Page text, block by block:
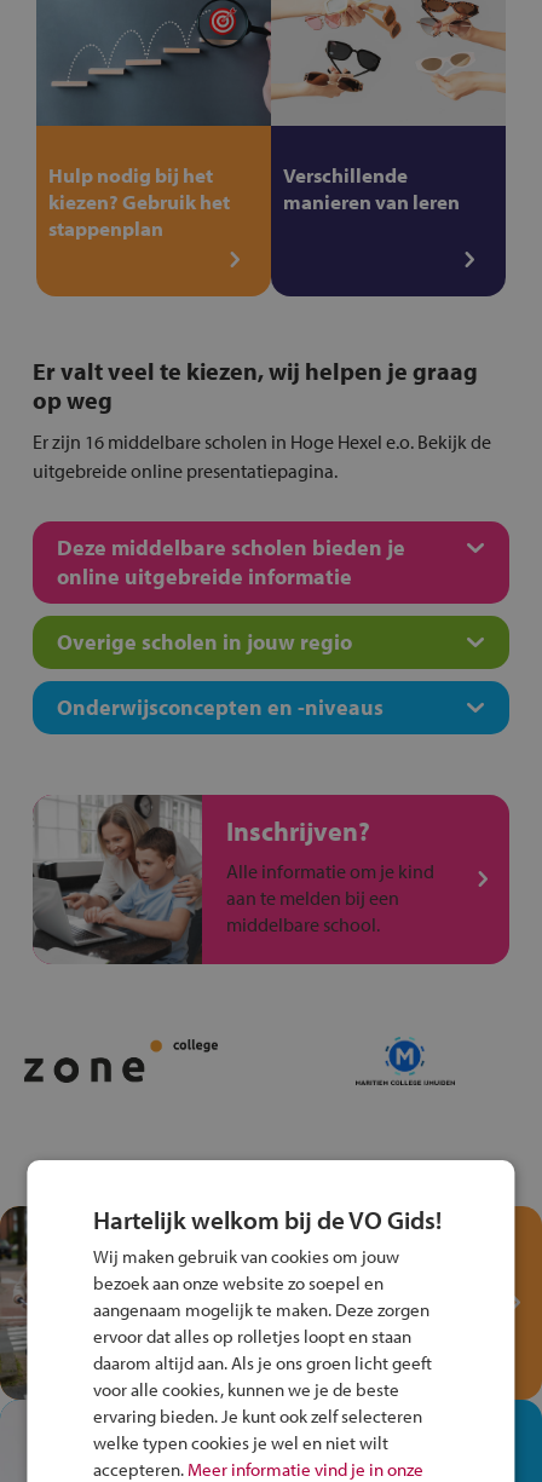
Hulp nodig bij het
kiezen? Gebruik het
stappenplan
Verschillende
manieren van leren
Er valt veel te kiezen, wij helpen je graag
op weg
Er zijn 16 middelbare scholen in Hoge Hexel e.o. Bekijk de
uitgebreide online presentatiepagina.
Deze middelbare scholen bieden je
online uitgebreide informatie
Overige scholen in jouw regio
Onderwijsconcepten en -niveaus
Inschrijven?
Alle informatie om je kind
aan te melden bij een
middelbare school.
Test je kennis met het
Fiets Veilig
Verkeersspel!
Speel het Fiets Veilig Verkeersspel
en win een Cortina-fiets!
In de winkel ben je op je
plek!
Hartelijk welkom bij de VO Gids!
Wij maken gebruik van cookies om jouw
bezoek aan onze website zo soepel en
aangenaam mogelijk te maken. Deze zorgen
ervoor dat alles op rolletjes loopt en staan
daarom altijd aan. Als je ons groen licht geeft
voor alle cookies, kunnen we je de beste
ervaring bieden. Je kunt ook zelf selecteren
welke typen cookies je wel en niet wilt
accepteren. Meer informatie vind je in onze